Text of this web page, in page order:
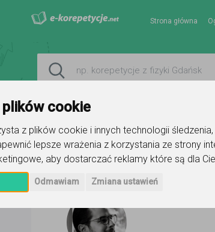
plików cookie
z plików cookie i innych technologii
lepsze wrażenia z korzystania ze strony
, aby dostarczać reklamy które są dla
Odmawiam Zmiana ustawień
Strona główna
Strona główna Jacek Kaganek Ogłoszenie